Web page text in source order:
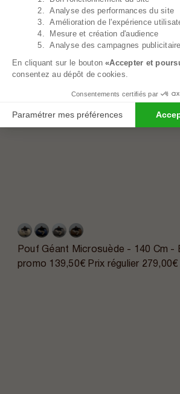
Pouf Géant Microsuède - 140 Cm -
promo
139,50€ Prix régulier 279,00€
2. Analyse des performances du site
3. Amélioration de l'expérience
4. Mesure et création d'audience
5. Analyse des campagnes
En cliquant sur le bouton«Accepter et
consentez au dépôt de cookies.
Consentements certifiés par
Paramétrer mes préférences